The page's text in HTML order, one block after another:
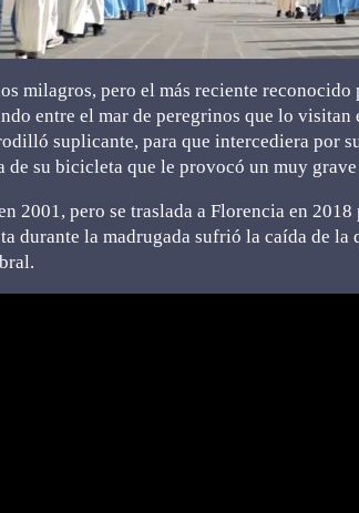
milagros, pero el más reciente
entre el mar de peregrinos que lo visitan
suplicante, para que intercediera por
de su bicicleta que le provocó un muy
2001, pero se traslada a Florencia en
durante la madrugada sufrió la caída de la